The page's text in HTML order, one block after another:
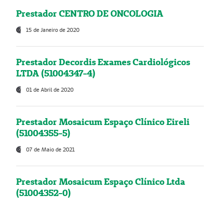
Prestador CENTRO DE ONCOLOGIA
15 de Janeiro de 2020
Prestador Decordis Exames Cardiológicos
LTDA (51004347-4)
01 de Abril de 2020
Prestador Mosaicum Espaço Clínico Eireli
(51004355-5)
07 de Maio de 2021
Prestador Mosaicum Espaço Clínico Ltda
(51004352-0)